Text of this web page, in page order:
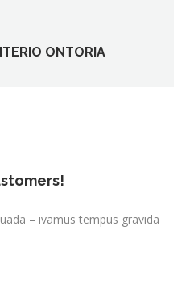
ONTORIA
– ivamus tempus gravida